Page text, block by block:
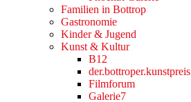
Familien in Bottrop
Gastronomie
Kinder & Jugend
Kunst & Kultur
B12
der.bottroper.kunstpreis
Filmforum
Galerie7